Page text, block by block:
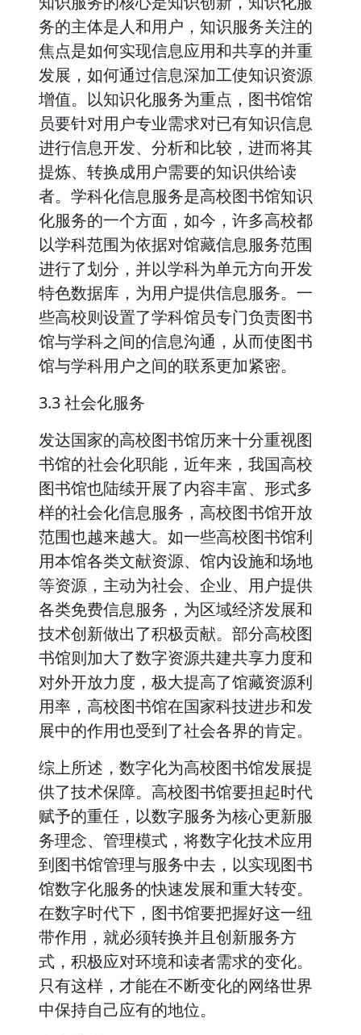
务的主体是人和用户，知识服务关注的
焦点是如何实现信息应用和共享的并重
发展，如何通过信息深加工使知识资源
增值。以知识化服务为重点，图书馆馆
员要针对用户专业需求对已有知识信息
进行信息开发、分析和比较，进而将其
提炼、转换成用户需要的知识供给读
者。学科化信息服务是高校图书馆知识
化服务的一个方面，如今，许多高校都
以学科范围为依据对馆藏信息服务范围
进行了划分，并以学科为单元方向开发
特色数据库，为用户提供信息服务。一
些高校则设置了学科馆员专门负责图书
馆与学科之间的信息沟通，从而使图书
馆与学科用户之间的联系更加紧密。
3.3 社会化服务
发达国家的高校图书馆历来十分重视图
书馆的社会化职能，近年来，我国高校
图书馆也陆续开展了内容丰富、形式多
样的社会化信息服务，高校图书馆开放
范围也越来越大。如一些高校图书馆利
用本馆各类文献资源、馆内设施和场地
等资源，主动为社会、企业、用户提供
各类免费信息服务，为区域经济发展和
技术创新做出了积极贡献。部分高校图
书馆则加大了数字资源共建共享力度和
对外开放力度，极大提高了馆藏资源利
用率，高校图书馆在国家科技进步和发
展中的作用也受到了社会各界的肯定。
综上所述，数字化为高校图书馆发展提
供了技术保障。高校图书馆要担起时代
赋予的重任，以数字服务为核心更新服
务理念、管理模式，将数字化技术应用
到图书馆管理与服务中去，以实现图书
馆数字化服务的快速发展和重大转变。
在数字时代下，图书馆要把握好这一纽
带作用，就必须转换并且创新服务方
式，积极应对环境和读者需求的变化。
只有这样，才能在不断变化的网络世界
中保持自己应有的地位。